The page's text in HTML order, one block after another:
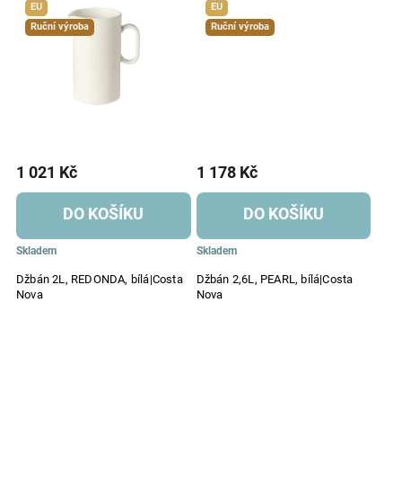
EU
Ruční výroba
Džbán 2L, REDONDA, bílá|Costa
Nova
Skladem
1 021 Kč
DO KOŠÍKU
EU
Ruční výroba
Džbán 2,6L, PEARL, bílá|Costa
Nova
Skladem
1 178 Kč
DO KOŠÍKU